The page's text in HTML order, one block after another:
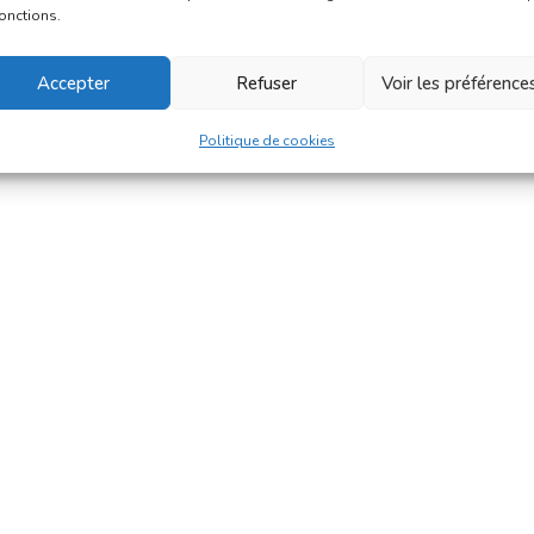
Accepter Refuser Voir les
Politique de cookies